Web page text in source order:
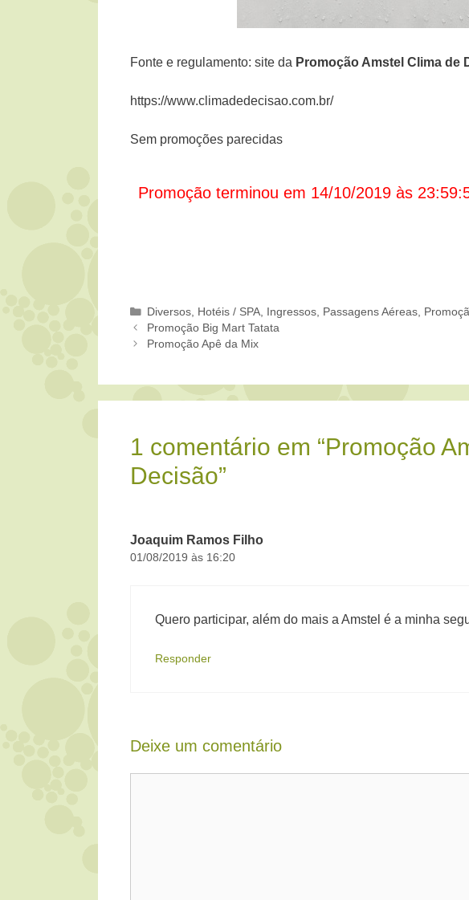
Fonte e regulamento: site da Promoção Amstel Clima de
https://www.climadedecisao.com.br/
Sem promoções parecidas
Promoção terminou em 14/10/2019 às
Categorias
Diversos Hotéis / SPA Ingressos Passagens Aéreas
Promoção Big Mart Tatata
Promoção Apê da Mix
1 comentário em “Promoção
Decisão”
Joaquim Ramos Filho
01/08/2019 às 16:20
Quero participar, além do mais a Amstel é a minha
Responder
Deixe um comentário